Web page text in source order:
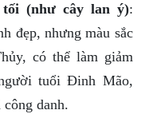
tối (như cây lan ý):
đẹp, nhưng màu sắc
có thể làm giảm
tuổi Đinh Mão,
danh.